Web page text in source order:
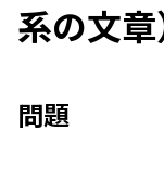
系の文
問題